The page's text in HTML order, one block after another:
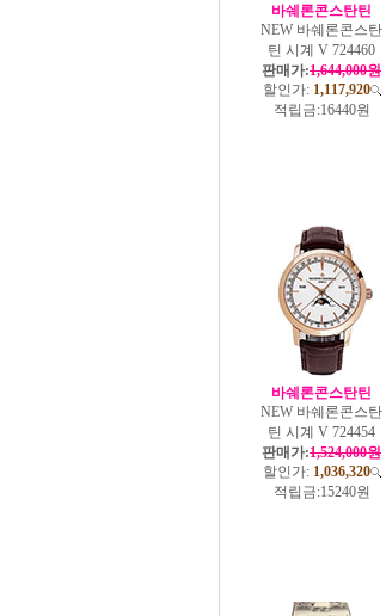
바쉐론콘스탄틴
NEW 바쉐론콘스탄
틴 시계 V 724460
판매가:1,644,000원
할인가: 1,117,920
적립금:16440원
바쉐론콘스탄틴
NEW 바쉐론콘스탄
틴 시계 V 724454
판매가:1,524,000원
할인가: 1,036,320
적립금:15240원